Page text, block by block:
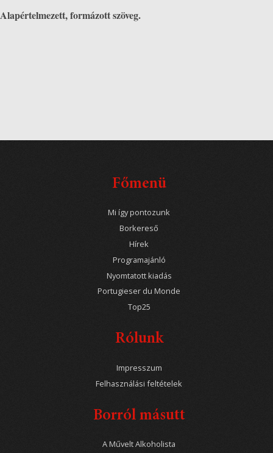
Alapértelmezett, formázott szöveg.
Főmenü
Mi így pontozunk
Borkereső
Hírek
Programajánló
Nyomtatott kiadás
Portugieser du Monde
Top25
Rólunk
Impresszum
Felhasználási feltételek
Borról másutt
A Művelt Alkoholista